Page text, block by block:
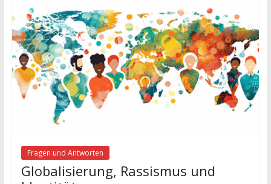
Fragen und Antworten
Globalisierung, Rassismus und